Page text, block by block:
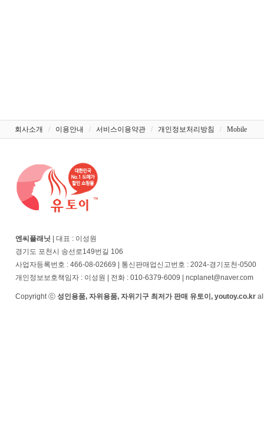
회사소개 / 이용안내 / 서비스이용약관 / 개인정보처리방침 / Mobile
엔씨플래닛 | 대표 : 이성원
경기도 포천시 송선로149번길 106
사업자등록번호 : 466-08-02669 | 통신판매업신고번호 : 2024-경기포천-0500
개인정보보호책임자 : 이성원 | 전화 : 010-6379-6009 | ncplanet@naver.com
Copyright ⓒ 성인용품, 자위용품, 자위기구 최저가 판매 유토이, youtoy.co.kr